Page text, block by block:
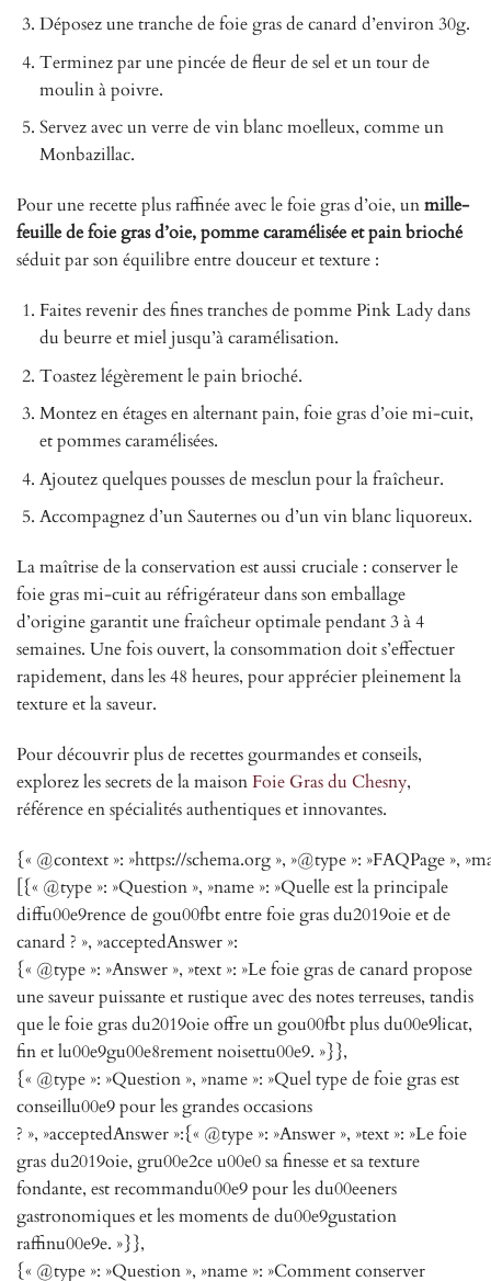
Déposez une tranche de foie gras de canard d’environ 30g.
Terminez par une pincée de fleur de sel et un tour de
moulin à poivre.
Servez avec un verre de vin blanc moelleux, comme un
Monbazillac.
Pour une recette plus raffinée avec le foie gras d’oie, unmille-
feuille de foie gras d’oie, pomme caramélisée et pain brioché
séduit par son équilibre entre douceur et texture :
Faites revenir des fines tranches de pomme Pink Lady dans
du beurre et miel jusqu’à caramélisation.
Toastez légèrement le pain brioché.
Montez en étages en alternant pain, foie gras d’oie mi-cuit,
et pommes caramélisées.
Ajoutez quelques pousses de mesclun pour la fraîcheur.
Accompagnez d’un Sauternes ou d’un vin blanc liquoreux.
La maîtrise de la conservation est aussi cruciale : conserver le
foie gras mi-cuit au réfrigérateur dans son emballage
d’origine garantit une fraîcheur optimale pendant 3 à 4
semaines. Une fois ouvert, la consommation doit s’effectuer
rapidement, dans les 48 heures, pour apprécier pleinement la
texture et la saveur.
Pour découvrir plus de recettes gourmandes et conseils,
explorez les secrets de la maisonFoie Gras du Chesny,
référence en spécialités authentiques et innovantes.
{« @context »: »https://schema.org », »@type »: »FAQPage »,
[{« @type »: »Question », »name »: »Quelle est la principale
diffu00e9rence de gou00fbt entre foie gras du2019oie et de
canard ? », »acceptedAnswer »:
{« @type »: »Answer », »text »: »Le foie gras de canard propose
une saveur puissante et rustique avec des notes terreuses, tandis
que le foie gras du2019oie offre un gou00fbt plus du00e9licat,
fin et lu00e9gu00e8rement noisettu00e9. »}},
{« @type »: »Question », »name »: »Quel type de foie gras est
conseillu00e9 pour les grandes occasions
? », »acceptedAnswer »:{« @type »: »Answer », »text »: »Le foie
gras du2019oie, gru00e2ce u00e0 sa finesse et sa texture
fondante, est recommandu00e9 pour les du00eeners
gastronomiques et les moments de du00e9gustation
raffinu00e9e. »}},
{« @type »: »Question », »name »: »Comment conserver